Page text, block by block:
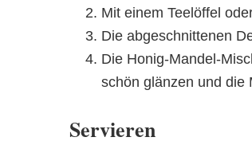
Mit einem Teelöffel
Die abgeschnittenen
Die Honig-Mandel-
schön glänzen und die
Servieren